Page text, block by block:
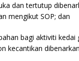
dan tertutup
mengikut SOP; dan
bagi aktiviti kedai
kecantikan